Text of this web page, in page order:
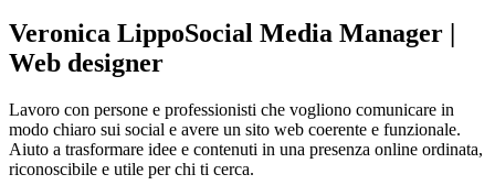
Veronica LippoSocial Media Manager |
Web designer
Lavoro con persone e professionisti che vogliono comunicare in
modo chiaro sui social e avere un sito web coerente e funzionale.
Aiuto a trasformare idee e contenuti in una presenza online ordinata,
riconoscibile e utile per chi ti cerca.